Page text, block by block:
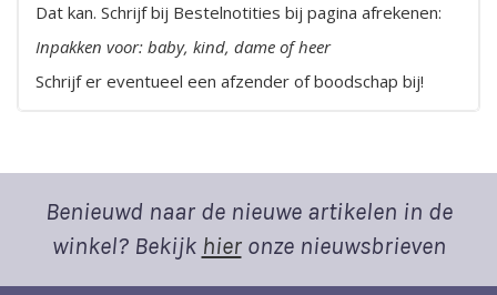
Dat kan. Schrijf bij Bestelnotities bij pagina afrekenen:
Inpakken voor: baby, kind, dame of heer
Schrijf er eventueel een afzender of boodschap bij!
Benieuwd naar de nieuwe artikelen in de
winkel? Bekijk hieronze nieuwsbrieven